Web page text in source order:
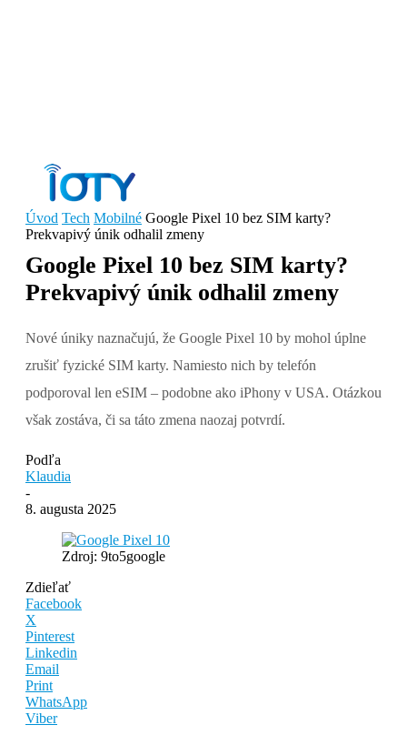
Úvod Tech Mobilné Google Pixel 10 bez SIM karty?
Prekvapivý únik odhalil zmeny
Google Pixel 10 bez SIM karty?
Prekvapivý únik odhalil zmeny
Nové úniky naznačujú, že Google Pixel 10 by mohol úplne
zrušiť fyzické SIM karty. Namiesto nich by telefón
podporoval len eSIM – podobne ako iPhony v USA. Otázkou
však zostáva, či sa táto zmena naozaj potvrdí.
Podľa
Klaudia
-
8. augusta 2025
Zdroj: 9to5google
Zdieľať
Facebook
X
Pinterest
Linkedin
Email
Print
WhatsApp
Viber